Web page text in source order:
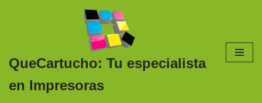
contenido
QueCartucho: Tu especialista
en Impresoras